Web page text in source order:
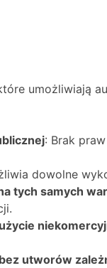
umożliwiają
: Brak
dowolne
tych samych
utworów